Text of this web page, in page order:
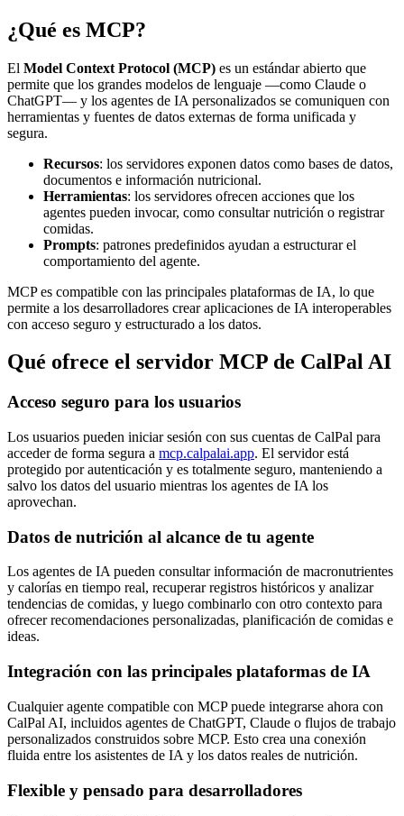
¿Qué es MCP?
El Model Context Protocol (MCP) es un estándar abierto que
permite que los grandes modelos de lenguaje —como Claude o
ChatGPT— y los agentes de IA personalizados se comuniquen con
herramientas y fuentes de datos externas de forma unificada y
segura.
Recursos: los servidores exponen datos como bases de datos,
documentos e información nutricional.
Herramientas: los servidores ofrecen acciones que los
agentes pueden invocar, como consultar nutrición o registrar
comidas.
Prompts: patrones predefinidos ayudan a estructurar el
comportamiento del agente.
MCP es compatible con las principales plataformas de IA, lo que
permite a los desarrolladores crear aplicaciones de IA interoperables
con acceso seguro y estructurado a los datos.
Qué ofrece el servidor MCP de CalPal AI
Acceso seguro para los usuarios
Los usuarios pueden iniciar sesión con sus cuentas de CalPal para
acceder de forma segura a mcp.calpalai.app. El servidor está
protegido por autenticación y es totalmente seguro, manteniendo a
salvo los datos del usuario mientras los agentes de IA los
aprovechan.
Datos de nutrición al alcance de tu agente
Los agentes de IA pueden consultar información de macronutrientes
y calorías en tiempo real, recuperar registros históricos y analizar
tendencias de comidas, y luego combinarlo con otro contexto para
ofrecer recomendaciones personalizadas, planificación de comidas e
ideas.
Integración con las principales plataformas de IA
Cualquier agente compatible con MCP puede integrarse ahora con
CalPal AI, incluidos agentes de ChatGPT, Claude o flujos de trabajo
personalizados construidos sobre MCP. Esto crea una conexión
fluida entre los asistentes de IA y los datos reales de nutrición.
Flexible y pensado para desarrolladores